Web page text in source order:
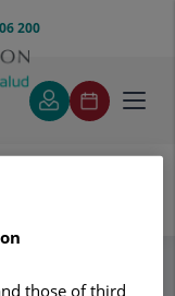
200
those of third